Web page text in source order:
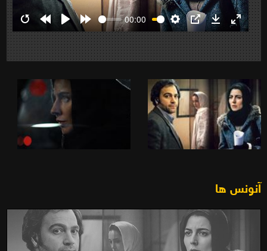
RestartRewind
10s
Play Forward
10s
00:00
Settings
PIP Download
Enter
آنونس ها